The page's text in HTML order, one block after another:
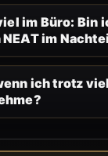
im Büro: Bin
im
ich trotz